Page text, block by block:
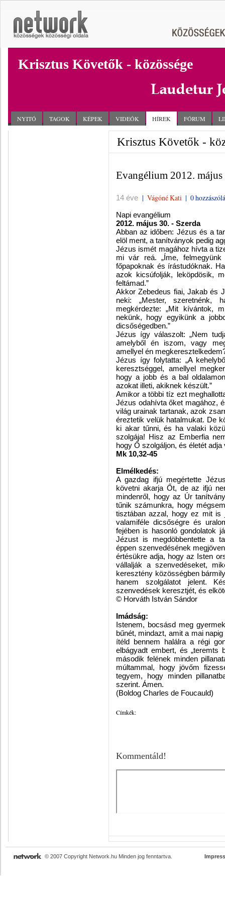
Krisztus Követők - közössége
NYITÓ TAGOK KÉPEK VIDEÓK HÍREK FÓRUM
Krisztus Követők -
Evangélium 2012. május
14 éve | Vágóné Kati | 0
Napi evangélium
2012. május 30. - Szerda
Abban az időben: Jézus és a
elöl ment, a tanítványok pedig
Jézus ismét magához hívta a
mi vár reá. „Íme,
főpapoknak és írástudóknak.
azok kicsúfolják, leköpdösik,
feltámad.”
Akkor Zebedeus fiai, Jakab és
neki: „Mester, szeretnénk,
megkérdezte: „Mit kívántok,
nekünk, hogy egyikünk a
dicsőségedben.”
Jézus így válaszolt: „Nem
amelyből én iszom, vagy
amellyel én
Jézus így folytatta: „A
keresztséggel, amellyel
hogy a jobb és a bal
azokat illeti, akiknek készült.”
Amikor a többi tíz ezt
Jézus odahívta őket magához,
világ urainak tartanak, azok
éreztetik velük hatalmukat. De
ki akar tűnni, és ha valaki
szolgája! Hisz az Emberfia
hogy Ő szolgáljon, és életét adja
Mk 10,32-45
Elmélkedés:
A gazdag ifjú megértette
követni akarja Őt, de az ifjú
mindenről, hogy az Úr
tűnik számunkra, hogy
tisztában azzal, hogy ez mit is
valamiféle dicsőségre és
fejében is hasonló gondolatok
Jézust is megdöbbentette a
éppen szenvedésének
értésükre adja, hogy az Isten
vállalják a szenvedéseket,
keresztény közösségben
hanem szolgálatot jelent.
szenvedések keresztjét, és
© Horváth István Sándor
Imádság:
Istenem, bocsásd meg
bűnét, mindazt, amit a mai
ítéld bennem halálra a régi
elbágyadt embert, és „teremts
második felének minden
múltammal, hogy jövőm
tegyem, hogy minden
szerint. Ámen.
(Boldog Charles de Foucauld)
Címkék:
Kommentáld!
© 2007 Copyright Network.hu Minden jog fenntartva.